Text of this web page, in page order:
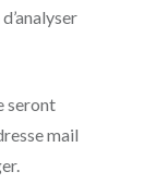
seront
mail